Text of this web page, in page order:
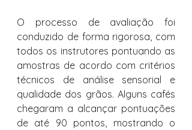
O processo de avaliação foi
conduzido de forma rigorosa, com
todos os instrutores pontuando as
amostras de acordo com critérios
técnicos de análise sensorial e
qualidade dos grãos. Alguns cafés
chegaram a alcançar pontuações
de até 90 pontos, mostrando o